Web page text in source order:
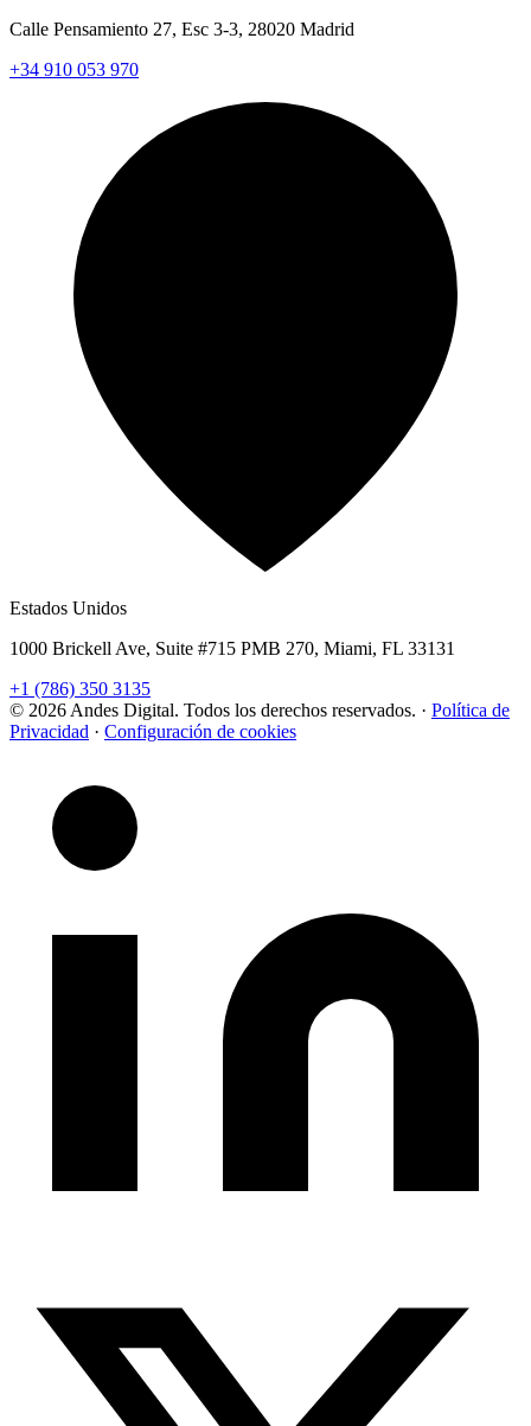
Calle Pensamiento 27, Esc 3-3, 28020 Madrid
+34 910 053 970
Estados Unidos
1000 Brickell Ave, Suite #715 PMB 270, Miami, FL 33131
+1 (786) 350 3135
© 2026 Andes Digital. Todos los derechos reservados. · Política de
Privacidad · Configuración de cookies